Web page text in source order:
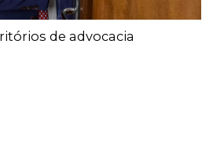
de advocacia